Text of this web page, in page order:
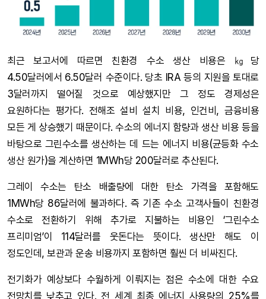
최근 보고서에 따르면 친환경 수소 생산 비용은 ㎏당
4.50달러에서 6.50달러 수준이다. 당초 IRA 등의 지원을 토대로
3달러까지 떨어질 것으로 예상했지만 그 정도 경제성은
요원하다는 평가다. 전해조 설비 설치 비용, 인건비, 금융비용
모든 게 상승했기 때문이다. 수소의 에너지 함량과 생산 비용 등을
바탕으로 그린수소를 생산하는 데 드는 에너지 비용(균등화 수소
생산 원가)을 계산하면 1MWh당 200달러로 추산된다.
그레이 수소는 탄소 배출량에 대한 탄소 가격을 포함해도
1MWh당 86달러에 불과하다. 즉 기존 수소 고객사들이 친환경
수소로 전환하기 위해 추가로 지불하는 비용인 ‘그린수소
프리미엄’이 114달러를 웃돈다는 뜻이다. 생산만 해도 이
정도인데, 보관과 운송 비용까지 포함하면 훨씬 더 비싸진다.
전기화가 예상보다 수월하게 이뤄지는 점은 수소에 대한 수요
전망치를 낮추고 있다. 전 세계 최종 에너지 사용량의 25%를